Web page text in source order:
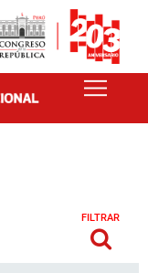
FILTRAR